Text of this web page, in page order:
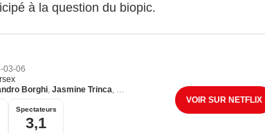
à la question du biopic.
03-06
Borghi, Jasmine Trinca, Linda Hardy
Spectateurs
3,1
VOIR SUR NETFLIX